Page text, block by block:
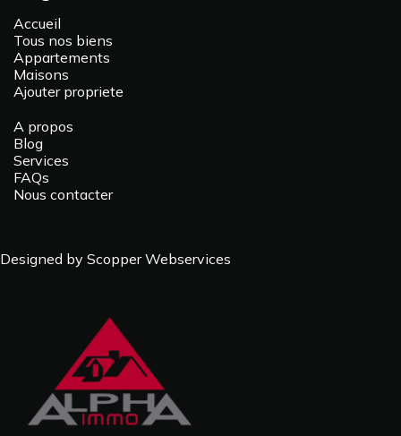
Accueil
Tous nos biens
Appartements
Maisons
Ajouter propriete
A propos
Blog
Services
FAQs
Nous contacter
Designed by Scopper Webservices